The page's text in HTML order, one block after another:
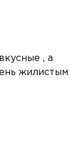
, а
жилистым